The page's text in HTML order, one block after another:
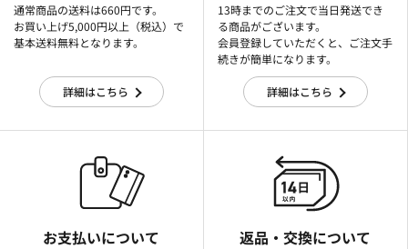
通常商品の送料は660円です。
お買い上げ5,000円以上（税込）で
基本送料無料となります。
詳細はこちら
13時までのご注文で当日発送でき
る商品がございます。
会員登録していただくと、ご注文手
続きが簡単になります。
詳細はこちら
お支払いについて 返品・交換について